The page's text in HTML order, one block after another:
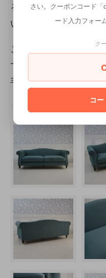
る、またはシステム上
い商品がカートに入っ
このメッセージが表示
ですが別々にご購入い
手数をお掛けし申し訳
さい。クーポンコード
ード入力フォー
ク
コ